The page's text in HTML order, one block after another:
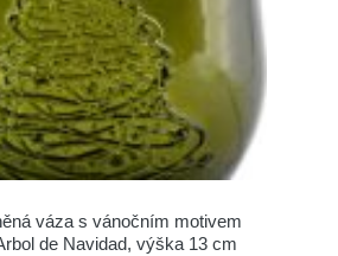
váza s vánočním motivem
de Navidad, výška 13 cm